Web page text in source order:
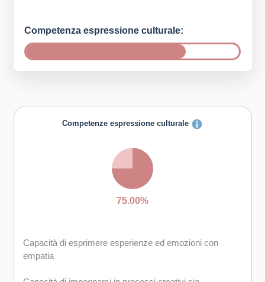
Competenza espressione culturale:
Competenze espressione culturale
75.00%
Capacità di esprimere esperienze ed emozioni con
empatia